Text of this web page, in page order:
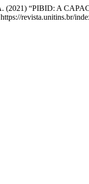
(2021) “PIBID: A
revista.unitins.br/